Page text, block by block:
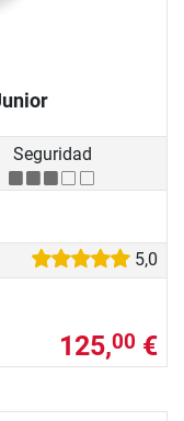
Seguridad
5,0
125,00 €